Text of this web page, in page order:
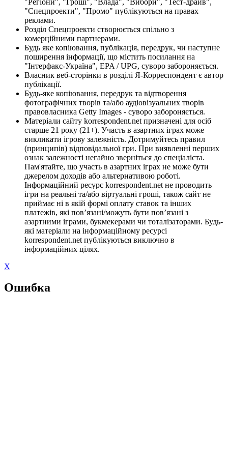
"Спецпроекти", "Промо" публікуються на правах
реклами.
Розділ Спецпроекти створюється спільно з
комерційними партнерами.
Будь яке копіювання, публікація, передрук, чи наступне
поширення інформації, що містить посилання на
"Інтерфакс-Україна", EPA / UPG, суворо забороняється.
Власник веб-сторінки в розділі Я-Корреспондент є автор
публікації.
Будь-яке копіювання, передрук та відтворення
фотографічних творів та/або аудіовізуальних творів
правовласника Getty Images - суворо забороняється.
Матеріали сайту korrespondent.net призначені для осіб
старше 21 року (21+). Участь в азартних іграх може
викликати ігрову залежність. Дотримуйтесь правил
(принципів) відповідальної гри. При виявленні перших
ознак залежності негайно зверніться до спеціаліста.
Пам'ятайте, що участь в азартних іграх не може бути
джерелом доходів або альтернативою роботі.
Інформаційний ресурс korrespondent.net не проводить
ігри на реальні та/або віртуальні гроші, також сайт не
приймає ні в якій формі оплату ставок та інших
платежів, які пов’язані/можуть бути пов’язані з
азартними іграми, букмекерами чи тоталізаторами. Будь-
які матеріали на інформаційному ресурсі
korrespondent.net публікуються виключно в
інформаційних цілях.
X
Ошибка